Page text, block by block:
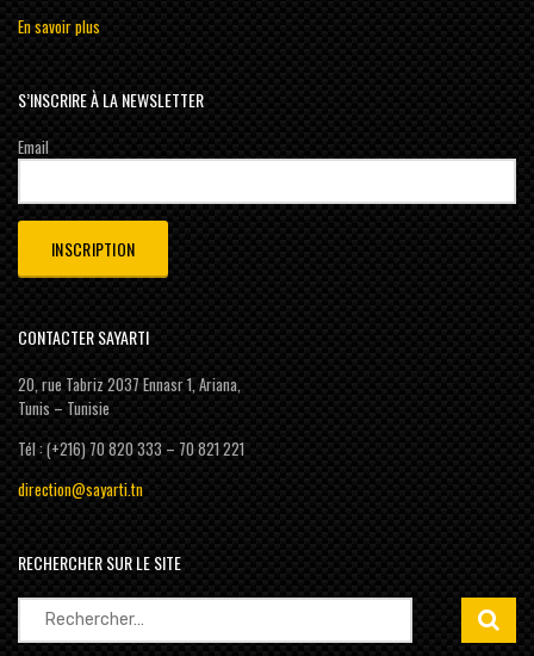
En savoir plus
S’INSCRIRE À LA NEWSLETTER
Email
CONTACTER SAYARTI
20, rue Tabriz 2037 Ennasr 1, Ariana,
Tunis – Tunisie
Tél : (+216) 70 820 333 – 70 821 221
direction@sayarti.tn
RECHERCHER SUR LE SITE
Rechercher :